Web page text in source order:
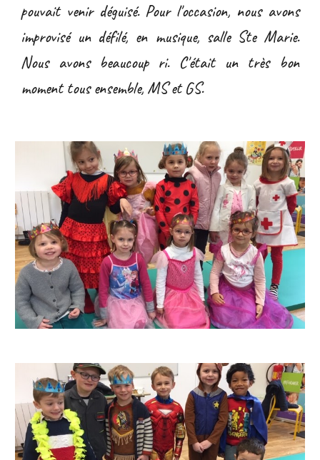
pouvait venir déguisé. Pour l'occasion, nous avons
improvisé un défilé, en musique, salle Ste Marie.
Nous avons beaucoup ri. C'était un très bon
moment tous ensemble, MS et GS.